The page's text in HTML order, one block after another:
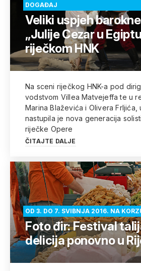
DOGAĐAJ
Veliki uspjeh
„Julije Cezar u
riječkom HNK
Na sceni riječkog HNK-a pod
vodstvom Villea Matvejeffa te u
Marina Blaževića i Olivera Frljića,
nastupila je nova generacija
riječke Opere
ČITAJTE DALJE
OD 3. DO 7. SVIBNJA 2016. NA
Foto đir: Festival
delicija ponovno u